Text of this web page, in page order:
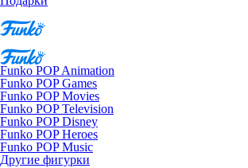
Funko POP Animation
Funko POP Games
Funko POP Movies
Funko POP Television
Funko POP Disney
Funko POP Heroes
Funko POP Music
Другие фигурки